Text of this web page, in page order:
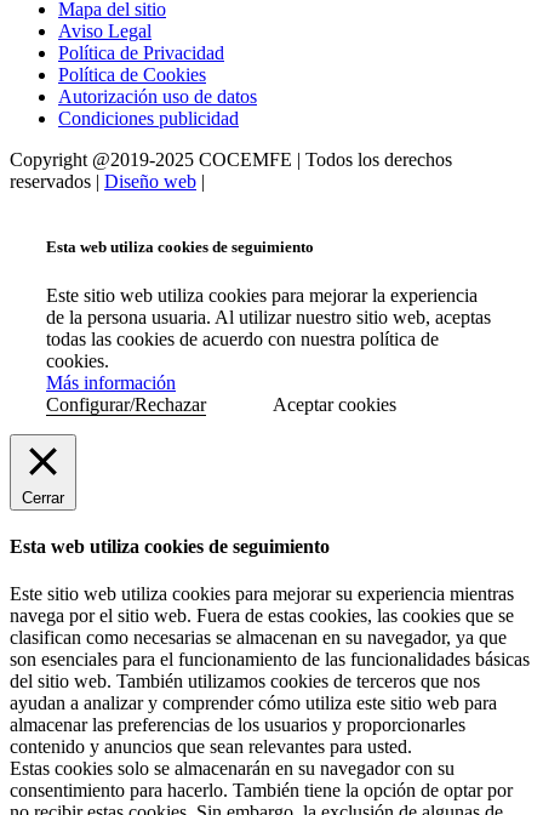
Mapa del sitio
Aviso Legal
Política de Privacidad
Política de Cookies
Autorización uso de datos
Condiciones publicidad
Copyright @2019-2025 COCEMFE | Todos los derechos
reservados | Diseño web |
Esta web utiliza cookies de seguimiento
Este sitio web utiliza cookies para mejorar la experiencia
de la persona usuaria. Al utilizar nuestro sitio web, aceptas
todas las cookies de acuerdo con nuestra política de
cookies.
Más información
Configurar/Rechazar
Aceptar cookies
Cerrar
Esta web utiliza cookies de seguimiento
Este sitio web utiliza cookies para mejorar su experiencia mientras
navega por el sitio web. Fuera de estas cookies, las cookies que se
clasifican como necesarias se almacenan en su navegador, ya que
son esenciales para el funcionamiento de las funcionalidades básicas
del sitio web. También utilizamos cookies de terceros que nos
ayudan a analizar y comprender cómo utiliza este sitio web para
almacenar las preferencias de los usuarios y proporcionarles
contenido y anuncios que sean relevantes para usted.
Estas cookies solo se almacenarán en su navegador con su
consentimiento para hacerlo. También tiene la opción de optar por